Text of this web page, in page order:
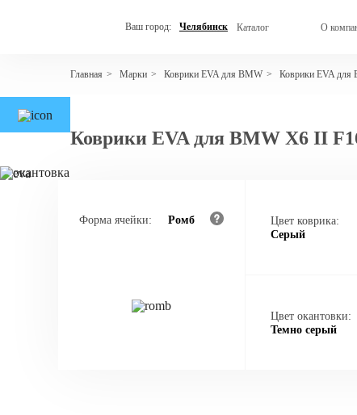
Ваш город: Челябинск Каталог О
Главная > Марки > Коврики EVA для BMW > Коврики EVA для
Коврики EVA для BMW X6 II
Форма ячейки: Ромб
Цвет коврика:
Серый
Цвет окантовки:
Темно серый